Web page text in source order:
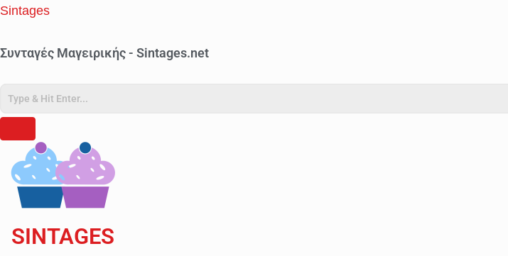
Sintages
Συνταγές Μαγειρικής - Sintages.net
SINTAGES